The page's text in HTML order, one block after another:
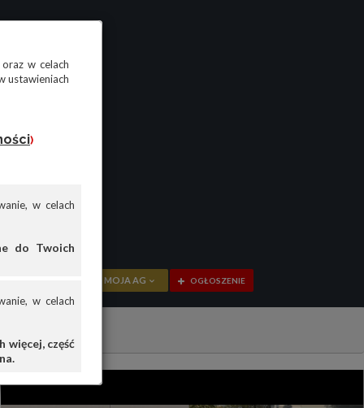
w celach
ustawieniach
)
w celach
do Twoich
w celach
więcej, część
MOJA AG
PRZEGLĄD
OGŁOSZENIE